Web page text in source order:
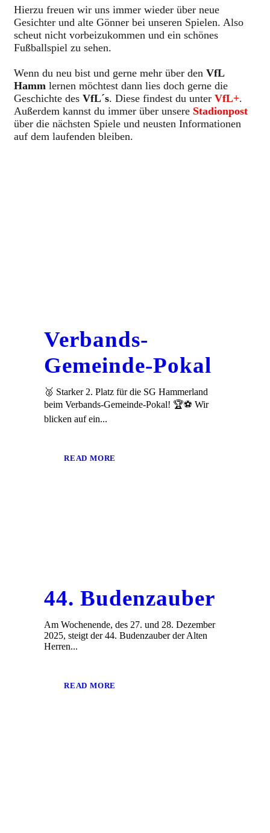
Hierzu freuen wir uns immer wieder über neue
Gesichter und alte Gönner bei unseren Spielen. Also
scheut nicht vorbeizukommen und ein schönes
Fußballspiel zu sehen.
Wenn du neu bist und gerne mehr über den VfL
Hamm lernen möchtest dann lies doch gerne die
Geschichte des VfL´s. Diese findest du unter VfL+.
Außerdem kannst du immer über unsere Stadionpost
über die nächsten Spiele und neusten Informationen
auf dem laufenden bleiben.
Verbands-
Gemeinde-Pokal
🥈 Starker 2. Platz für die SG Hammerland
beim Verbands-Gemeinde-Pokal! 🏆⚽ Wir
blicken auf ein...
READ MORE
44. Budenzauber
Am Wochenende, des 27. und 28. Dezember
2025, steigt der 44. Budenzauber der Alten
Herren...
READ MORE